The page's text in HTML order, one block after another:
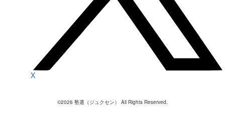
X
©2026 塾選（ジュクセン） All Rights Reserved.